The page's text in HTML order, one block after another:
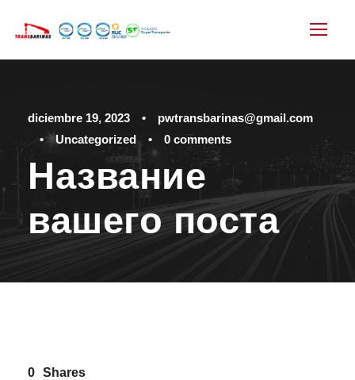
diciembre 19, 2023 •
pwtransbarinas@gmail.com
•
Uncategorized • 0 comments
Название
вашего поста
0 Shares